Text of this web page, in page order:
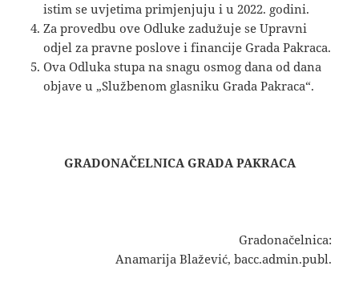
istim se uvjetima primjenjuju i u 2022. godini.
Za provedbu ove Odluke zadužuje se Upravni
odjel za pravne poslove i financije Grada Pakraca.
Ova Odluka stupa na snagu osmog dana od dana
objave u „Službenom glasniku Grada Pakraca“.
GRADONAČELNICA GRADA PAKRACA
Gradonačelnica:
Anamarija Blažević, bacc.admin.publ.